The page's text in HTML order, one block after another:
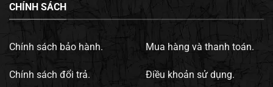
CHÍNH SÁCH
Chính sách bảo hành.
Chính sách đổi trả.
Mua hàng và thanh toán.
Điều khoản sử dụng.